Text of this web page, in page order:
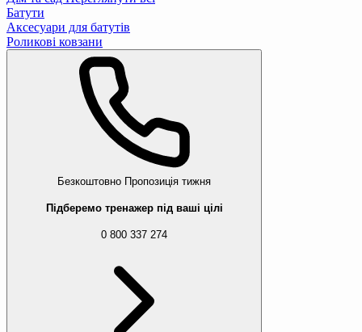
Батути
Аксесуари для батутів
Роликові ковзани
Безкоштовно Пропозиція тижня
Підберемо тренажер під ваші цілі
0 800 337 274